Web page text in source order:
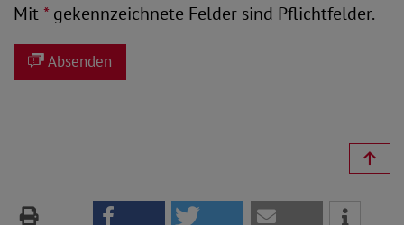
Mit*gekennzeichnete Felder sind Pflichtfelder.
Absenden